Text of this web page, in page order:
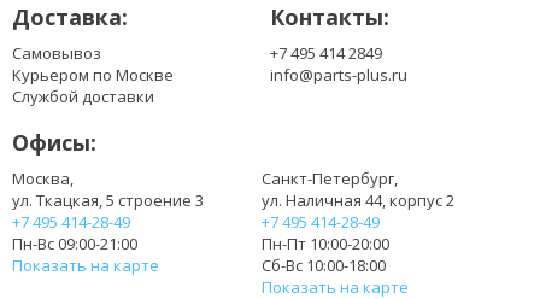
Доставка:
Самовывоз
Курьером по Москве
Службой доставки
Контакты:
+7 495 414 2849
info@parts-plus.ru
Офисы:
Москва,
ул. Ткацкая, 5 строение 3
+7 495 414-28-49
Пн-Вс 09:00-21:00
Показать на карте
Санкт-Петербург,
ул. Наличная 44, корпус 2
+7 495 414-28-49
Пн-Пт 10:00-20:00
Сб-Вс 10:00-18:00
Показать на карте